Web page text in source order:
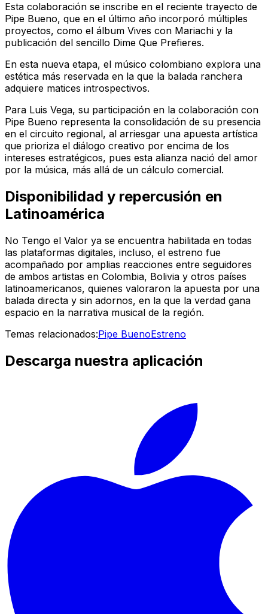
Esta colaboración se inscribe en el reciente trayecto de
Pipe Bueno, que en el último año incorporó múltiples
proyectos, como el álbum Vives con Mariachi y la
publicación del sencillo Dime Que Prefieres.
En esta nueva etapa, el músico colombiano explora una
estética más reservada en la que la balada ranchera
adquiere matices introspectivos.
Para Luis Vega, su participación en la colaboración con
Pipe Bueno representa la consolidación de su presencia
en el circuito regional, al arriesgar una apuesta artística
que prioriza el diálogo creativo por encima de los
intereses estratégicos, pues esta alianza nació del amor
por la música, más allá de un cálculo comercial.
Disponibilidad y repercusión en
Latinoamérica
No Tengo el Valor ya se encuentra habilitada en todas
las plataformas digitales, incluso, el estreno fue
acompañado por amplias reacciones entre seguidores
de ambos artistas en Colombia, Bolivia y otros países
latinoamericanos, quienes valoraron la apuesta por una
balada directa y sin adornos, en la que la verdad gana
espacio en la narrativa musical de la región.
Temas relacionados:Pipe BuenoEstreno
Descarga nuestra aplicación